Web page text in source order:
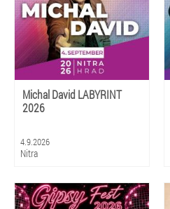
Michal David LABYRINT
2026
4.9.2026
Nitra